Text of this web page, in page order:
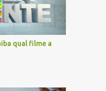
qual filme a